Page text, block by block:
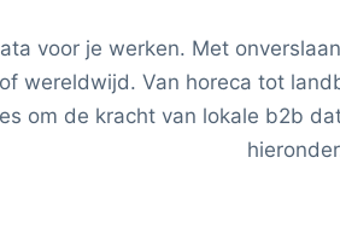
voor je werken. Met
wereldwijd. Van horeca tot
om de kracht van lokale b2b